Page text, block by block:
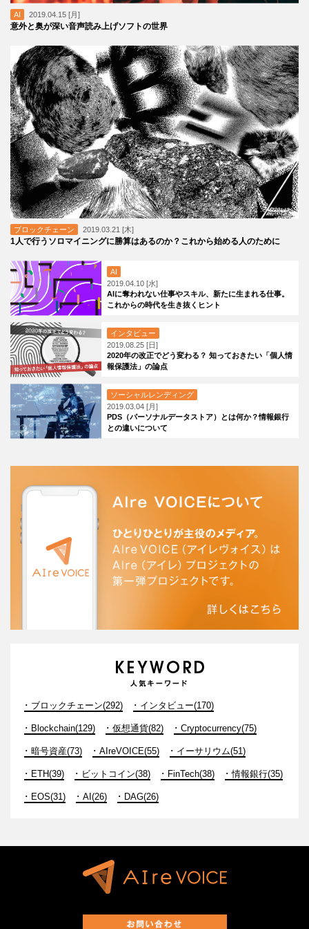
AI 2019.04.15 [月]
意外と奥が深い音声読み上げソフトの世界
ブロックチェーン 2019.03.21 [木]
1人で行うソロマイニングに勝算はあるのか？これから始める人のために
AI
2019.04.10 [水]
AIに奪われない仕事やスキル、新たに生まれる仕事。
これからの時代を生き抜くヒント
インタビュー
2019.08.25 [日]
2020年の改正でどう変わる？ 知っておきたい「個人情
報保護法」の論点
ソーシャルレンディング
2019.03.04 [月]
PDS（パーソナルデータストア）とは何か？情報銀行
との違いについて
ブロックチェーン(292) インタビュー(170)
Blockchain(129) 仮想通貨(82) Cryptocurrency(75)
暗号資産(73) AIreVOICE(55) イーサリウム(51)
ETH(39) ビットコイン(38) FinTech(38) 情報銀行(35)
EOS(31) AI(26) DAG(26)